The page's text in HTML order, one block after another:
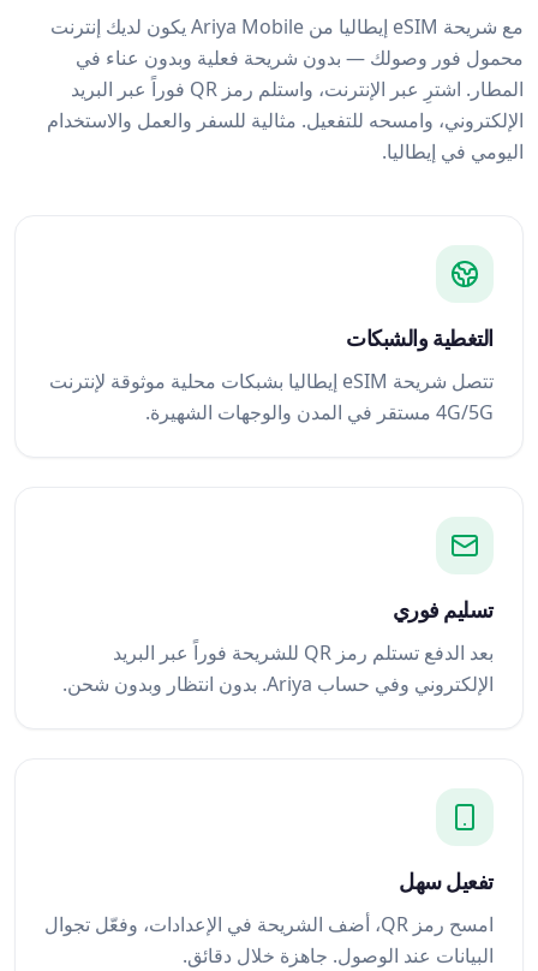
مع شريحة eSIM إيطاليا من Ariya Mobile يكون لديك إنترنت
محمول فور وصولك — بدون شريحة فعلية وبدون عناء في
المطار. اشترِ عبر الإنترنت، واستلم رمز QR فوراً عبر البريد
الإلكتروني، وامسحه للتفعيل. مثالية للسفر والعمل والاستخدام
اليومي في إيطاليا.
التغطية والشبكات
تتصل شريحة eSIM إيطاليا بشبكات محلية موثوقة لإنترنت
4G/5G مستقر في المدن والوجهات الشهيرة.
تسليم فوري
بعد الدفع تستلم رمز QR للشريحة فوراً عبر البريد
الإلكتروني وفي حساب Ariya. بدون انتظار وبدون شحن.
تفعيل سهل
امسح رمز QR، أضف الشريحة في الإعدادات، وفعّل تجوال
البيانات عند الوصول. جاهزة خلال دقائق.